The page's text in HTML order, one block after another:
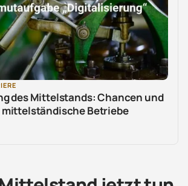
des Mittelstands: Chancen und
mittelständische Betriebe